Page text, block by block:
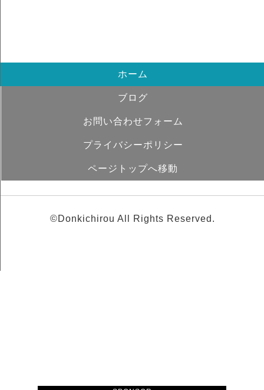
ホーム
ブログ
お問い合わせフォーム
プライバシーポリシー
ページトップへ移動
©Donkichirou All Rights Reserved.